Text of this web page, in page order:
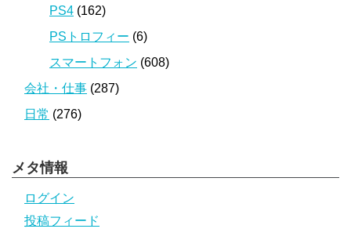
PS4 (162)
PSトロフィー (6)
スマートフォン (608)
会社・仕事 (287)
日常 (276)
メタ情報
ログイン
投稿フィード